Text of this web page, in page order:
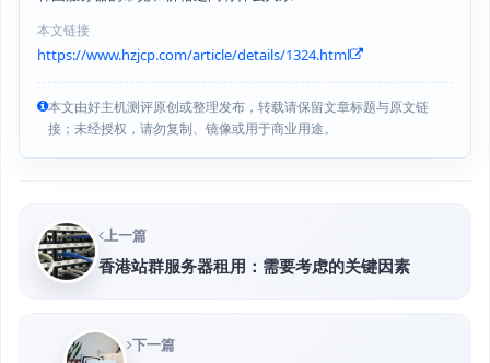
本文链接
https://www.hzjcp.com/article/details/1324.html
本文由好主机测评原创或整理发布，转载请保留文章标题与原文链
接；未经授权，请勿复制、镜像或用于商业用途。
上一篇
香港站群服务器租用：需要考虑的关键因素
下一篇